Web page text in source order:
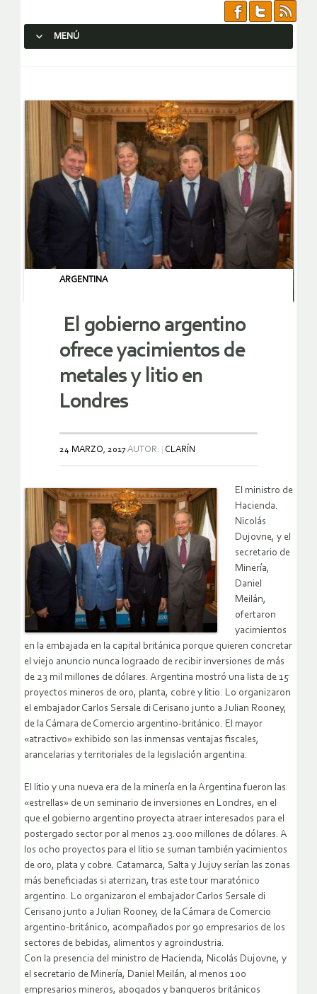
MENÚ
ARGENTINA
El gobierno argentino
ofrece yacimientos de
metales y litio en
Londres
24 MARZO, 2017AUTOR: CLARÍN
El ministro de
Hacienda.
Nicolás
Dujovne, y el
secretario de
Minería,
Daniel
Meilán,
ofertaron
yacimientos
en la embajada en la capital británica porque quieren concretar
el viejo anuncio nunca lograado de recibir inversiones de más
de 23 mil millones de dólares. Argentina mostró una lista de 15
proyectos mineros de oro, planta, cobre y litio. Lo organizaron
el embajador Carlos Sersale di Cerisano junto a Julian Rooney,
de la Cámara de Comercio argentino-británico. El mayor
«atractivo» exhibido son las inmensas ventajas fiscales,
arancelarias y territoriales de la legislación argentina.
El litio y una nueva era de la minería en la Argentina fueron las
«estrellas» de un seminario de inversiones en Londres, en el
que el gobierno argentino proyecta atraer interesados para el
postergado sector por al menos 23.000 millones de dólares. A
los ocho proyectos para el litio se suman también yacimientos
de oro, plata y cobre. Catamarca, Salta y Jujuy serían las zonas
más beneficiadas si aterrizan, tras este tour maratónico
argentino. Lo organizaron el embajador Carlos Sersale di
Cerisano junto a Julian Rooney, de la Cámara de Comercio
argentino-británico, acompañados por 90 empresarios de los
sectores de bebidas, alimentos y agroindustria.
Con la presencia del ministro de Hacienda, Nicolás Dujovne, y
el secretario de Minería, Daniel Meilán, al menos 100
empresarios mineros, abogados y banqueros británicos